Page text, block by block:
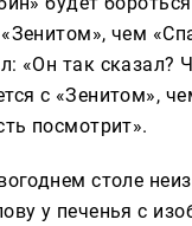
чем
«Он так сказал?
с «Зенитом»,
посмотрит».
столе
у печенья с